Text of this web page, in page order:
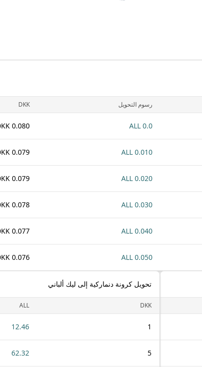
رسوم التحويل DKK
0.0 ALL
0.080 DKK
0.010 ALL
0.079 DKK
0.020 ALL
0.079 DKK
0.030 ALL
0.078 DKK
0.040 ALL
0.077 DKK
0.050 ALL
0.076 DKK
تحويل كرونة دنماركية إلى ليك ألباني
DKK
ALL
1
12.46
5
62.32